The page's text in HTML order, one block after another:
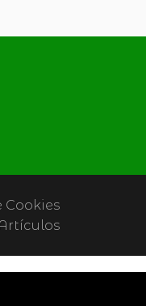
Cookies
Artículos